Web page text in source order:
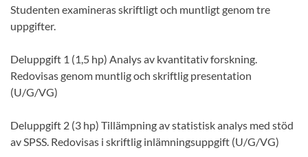
Studenten examineras skriftligt och muntligt genom tre
uppgifter.
Deluppgift 1 (1,5 hp) Analys av kvantitativ forskning.
Redovisas genom muntlig och skriftlig presentation
(U/G/VG)
Deluppgift 2 (3 hp) Tillämpning av statistisk analys med stöd
av SPSS. Redovisas i skriftlig inlämningsuppgift (U/G/VG)